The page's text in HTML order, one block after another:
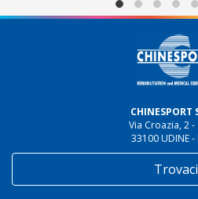
CHINESPORT
Via Croazia, 2 -
33100 UDINE -
Trovaci